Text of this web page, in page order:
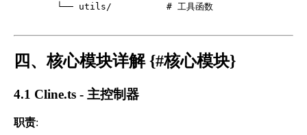
└── utils/          # 工具函数
四、核心模块详解 {#核心模块}
4.1 Cline.ts - 主控制器
职责: